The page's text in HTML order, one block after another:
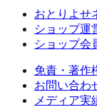
おとりよせ
ショップ運
ショップ会
免責・著作
お問い合わ
メディア実